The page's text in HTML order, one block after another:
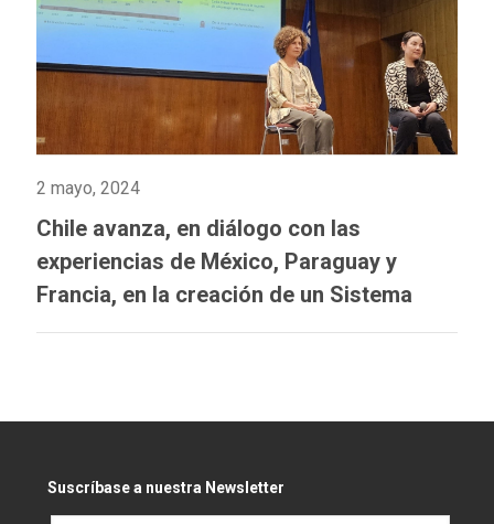
2 mayo, 2024
Chile avanza, en diálogo con las
experiencias de México, Paraguay y
Francia, en la creación de un Sistema
Integrado de Información sobre Violencia
Suscríbase a nuestra Newsletter